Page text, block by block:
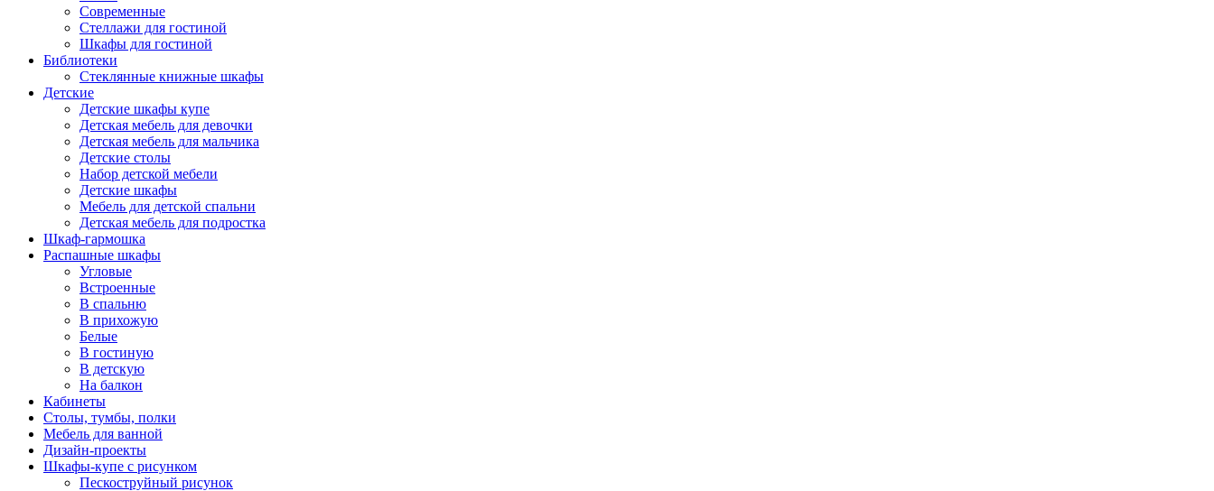
Современные
Стеллажи для гостиной
Шкафы для гостиной
Библиотеки
Стеклянные книжные шкафы
Детские
Детские шкафы купе
Детская мебель для девочки
Детская мебель для мальчика
Детские столы
Набор детской мебели
Детские шкафы
Мебель для детской спальни
Детская мебель для подростка
Шкаф-гармошка
Распашные шкафы
Угловые
Встроенные
В спальню
В прихожую
Белые
В гостиную
В детскую
На балкон
Кабинеты
Столы, тумбы, полки
Мебель для ванной
Дизайн-проекты
Шкафы-купе с рисунком
Пескоструйный рисунок